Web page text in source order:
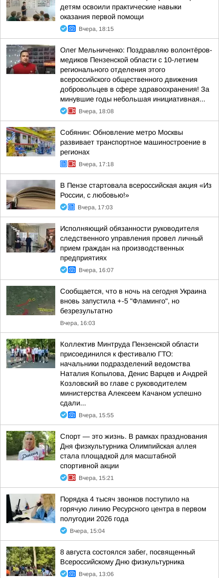
детям освоили практические навыки
оказания первой помощи
Вчера, 18:15
Олег Мельниченко: Поздравляю волонтёров-
медиков Пензенской области с 10-летием
регионального отделения этого
всероссийского общественного движения
добровольцев в сфере здравоохранения! За
минувшие годы небольшая инициативная...
Вчера, 18:08
Собянин: Обновление метро Москвы
развивает транспортное машиностроение в
регионах
Вчера, 17:18
В Пензе стартовала всероссийская акция «Из
России, с любовью!»
Вчера, 17:03
Исполняющий обязанности руководителя
следственного управления провел личный
прием граждан на производственных
предприятиях
Вчера, 16:07
Сообщается, что в ночь на сегодня Украина
вновь запустила +-5 "Фламинго", но
безрезультатно
Вчера, 16:03
Коллектив Минтруда Пензенской области
присоединился к фестивалю ГТО:
начальники подразделений ведомства
Наталия Копылова, Денис Варцев и Андрей
Козловский во главе с руководителем
министерства Алексеем Качаном успешно
сдали...
Вчера, 15:55
Спорт — это жизнь. В рамках празднования
Дня физкультурника Олимпийская аллея
стала площадкой для масштабной
спортивной акции
Вчера, 15:21
Порядка 4 тысяч звонков поступило на
горячую линию Ресурсного центра в первом
полугодии 2026 года
Вчера, 15:04
8 августа состоялся забег, посвященный
Всероссийскому Дню физкультурника
Вчера, 13:06